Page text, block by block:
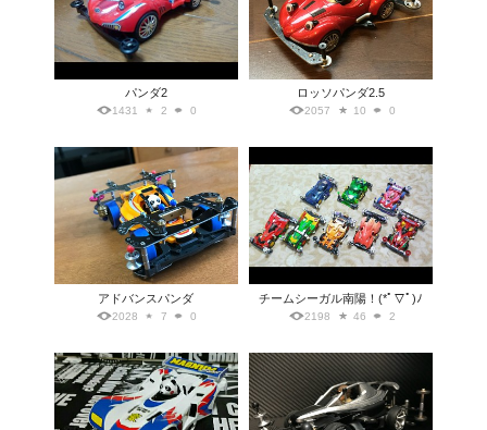
パンダ2
1431 2 0
ロッソパンダ2.5
2057 10 0
アドバンスパンダ
2028 7 0
チームシーガル南陽！(*ﾟ▽ﾟ)ﾉ
2198 46 2